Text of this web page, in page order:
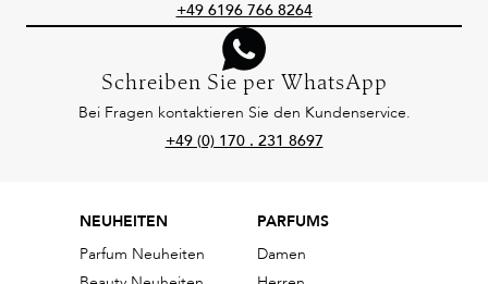
+49 6196 766 8264
Schreiben Sie per WhatsApp
Bei Fragen kontaktieren Sie den Kundenservice.
+49 (0) 170 . 231 8697
NEUHEITEN
Parfum Neuheiten
PARFUMS
Damen